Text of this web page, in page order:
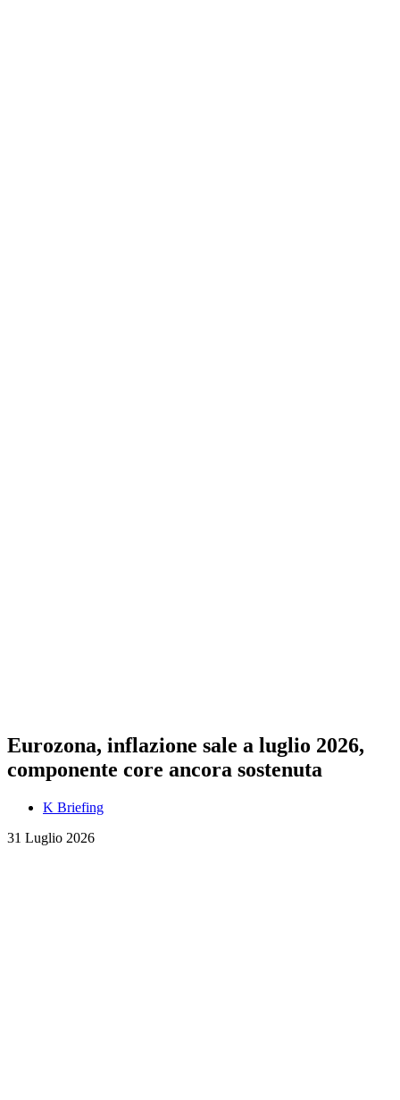
Eurozona, inflazione sale a luglio 2026,
componente core ancora sostenuta
K Briefing
31 Luglio 2026